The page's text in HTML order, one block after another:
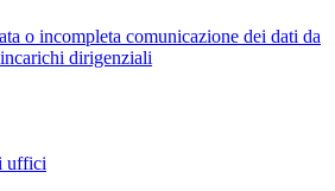
o incompleta comunicazione dei dati da
dirigenziali
uffici